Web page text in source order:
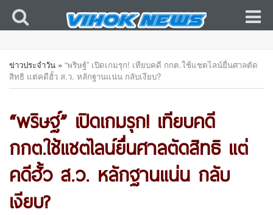
ข่าวประจำวัน » “พริษฐ์” เปิดเกมรุก! เทียบคดี กกต.ใช้แชตไลน์ยื่นศาลตัด
สิทธิ แต่คดีฮั้ว ส.ว. หลักฐานแน่น กลับเงียบ?
“พริษฐ์” เปิดเกมรุก! เทียบคดี
กกต.ใช้แชตไลน์ยื่นศาลตัดสิทธิ แต่
คดีฮั้ว ส.ว. หลักฐานแน่น กลับ
เงียบ?